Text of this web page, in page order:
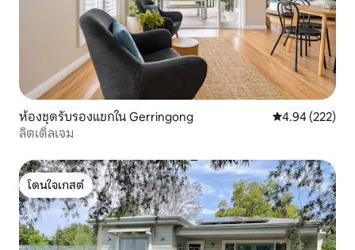
ห้องชุดรับรองแขกใน Gerringong คะแนนเฉลี่ย
4.94 (222)
ลิตเติ้ลเจม
โดนใจเกสต์
โดนใจเกสต์